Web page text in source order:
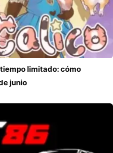
limitado: cómo
junio